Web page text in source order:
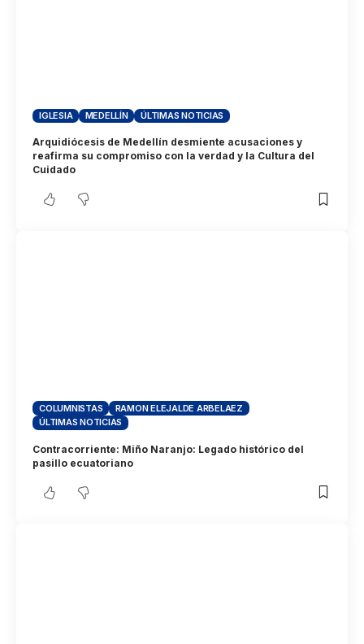
IGLESIA MEDELLÍN ÚLTIMAS NOTICIAS
Arquidiócesis de Medellín desmiente acusaciones y
reafirma su compromiso con la verdad y la Cultura del
Cuidado
COLUMNISTAS
RAMON ELEJALDE ARBELAEZ
ÚLTIMAS NOTICIAS
Contracorriente: Miño Naranjo: Legado histórico del
pasillo ecuatoriano